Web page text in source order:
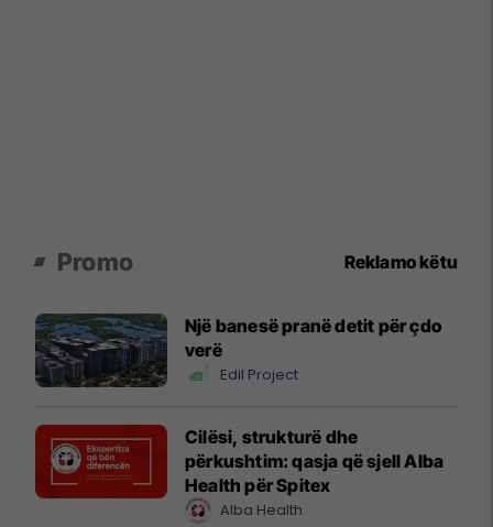
Promo Reklamo këtu
Një banesë pranë detit për çdo
verë
Edil Project
Cilësi, strukturë dhe
përkushtim: qasja që sjell Alba
Health për Spitex
Alba Health